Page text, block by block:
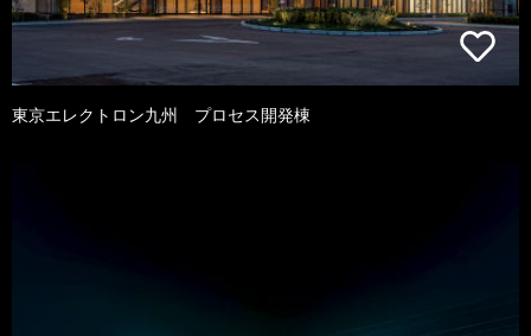
東京エレクトロン九州 プロセス開発棟